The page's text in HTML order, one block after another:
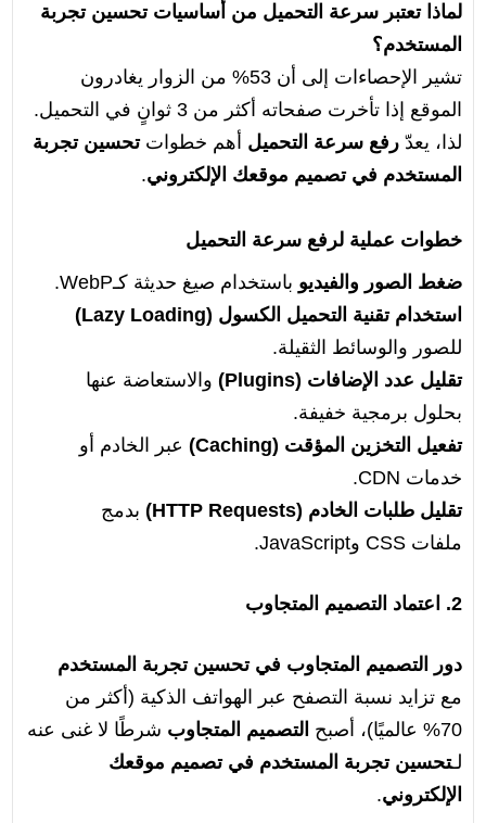
لماذا تعتبر سرعة التحميل من أساسيات تحسين تجربة
المستخدم؟
تشير الإحصاءات إلى أن 53% من الزوار يغادرون
الموقع إذا تأخرت صفحاته أكثر من 3 ثوانٍ في التحميل.
لذا، يعدّرفع سرعة التحميل أهم خطواتتحسين تجربة
المستخدم في تصميم موقعك الإلكتروني.
خطوات عملية لرفع سرعة التحميل
ضغط الصور والفيديو باستخدام صيغ حديثة كـWebP.
استخدام تقنية التحميل الكسول (Lazy Loading)
للصور والوسائط الثقيلة.
تقليل عدد الإضافات (Plugins)
والاستعاضة عنها
بحلول برمجية خفيفة.
تفعيل التخزين المؤقت (Caching)
عبر الخادم أو
خدمات CDN.
تقليل طلبات الخادم (HTTP Requests)
بدمج
ملفات CSS وJavaScript.
2. اعتماد التصميم المتجاوب
دور التصميم المتجاوب في تحسين تجربة المستخدم
مع تزايد نسبة التصفح عبر الهواتف الذكية (أكثر من
70% عالميًا)، أصبح
التصميم المتجاوب شرطًا لا غنى عنه
لـتحسين تجربة المستخدم في تصميم موقعك
الإلكتروني.